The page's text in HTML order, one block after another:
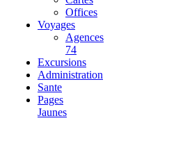
Offices
Voyages
Agences
74
Excursions
Administration
Sante
Pages
Jaunes